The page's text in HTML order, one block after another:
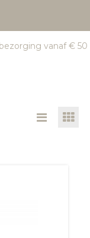
vanaf € 50